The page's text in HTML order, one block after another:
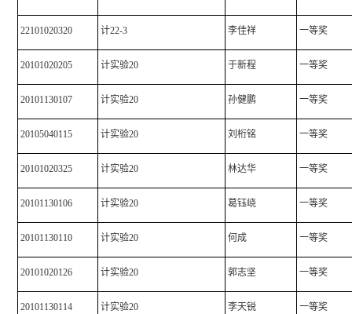
22101020320 计22-3 李佳祥 一等奖
20101020205 计实验20 于新程 一等奖
20101130107 计实验20 孙健鹏 一等奖
20105040115 计实验20 刘桁铭 一等奖
20101020325 计实验20 林达华 一等奖
20101130106 计实验20 葛钰峣 一等奖
20101130110 计实验20 何成 一等奖
20101020126 计实验20 郭志坚 一等奖
20101130114 计实验20 李天锐 一等奖